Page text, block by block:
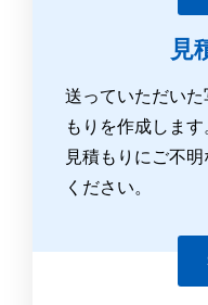
見
送っていただい
もりを作成します
見積もりにご不
ください。